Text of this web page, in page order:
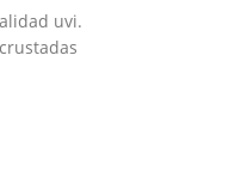
uvi.